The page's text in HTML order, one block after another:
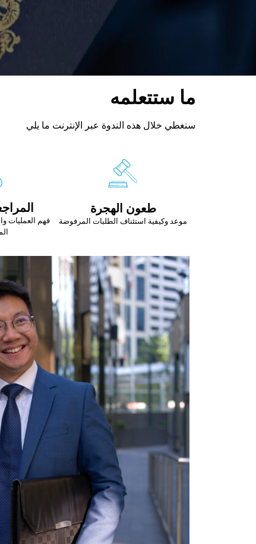
ما ستتعلمه
سنغطي خلال هذه الندوة عبر الإنترنت ما يلي
طعون الهجرة
موعد وكيفية استئناف الطلبات المرفوضة
فهم العمليات